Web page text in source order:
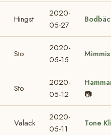
Hingst
2020-
05-27
Sto
2020-
05-15
Sto
2020-
05-12
📷
Valack
2020-
05-11
Tone